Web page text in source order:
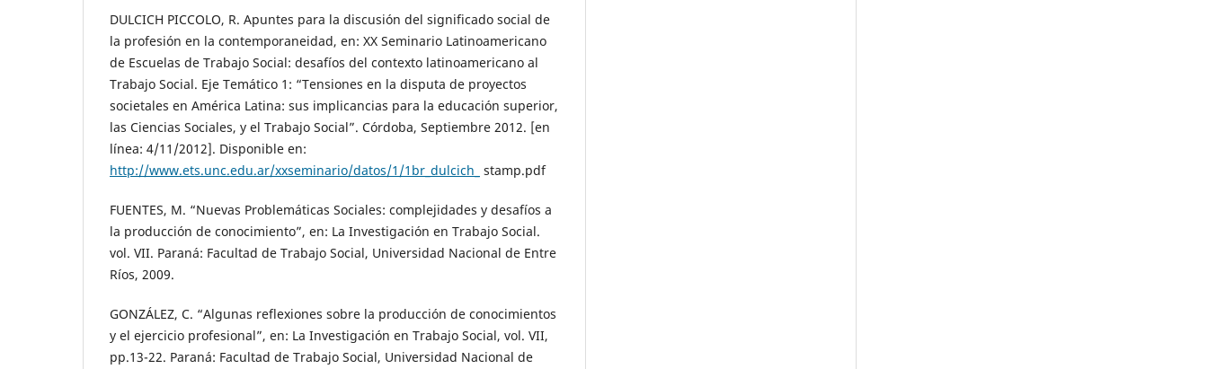
DULCICH PICCOLO, R. Apuntes para la discusión del significado social de
la profesión en la contemporaneidad, en: XX Seminario Latinoamericano
de Escuelas de Trabajo Social: desafíos del contexto latinoamericano al
Trabajo Social. Eje Temático 1: “Tensiones en la disputa de proyectos
societales en América Latina: sus implicancias para la educación superior,
las Ciencias Sociales, y el Trabajo Social”. Córdoba, Septiembre 2012. [en
línea: 4/11/2012]. Disponible en:
http://www.ets.unc.edu.ar/xxseminario/datos/1/1br_dulcich_ stamp.pdf
FUENTES, M. “Nuevas Problemáticas Sociales: complejidades y desafíos a
la producción de conocimiento”, en: La Investigación en Trabajo Social.
vol. VII. Paraná: Facultad de Trabajo Social, Universidad Nacional de Entre
Ríos, 2009.
GONZÁLEZ, C. “Algunas reflexiones sobre la producción de conocimientos
y el ejercicio profesional”, en: La Investigación en Trabajo Social, vol. VII,
pp.13-22. Paraná: Facultad de Trabajo Social, Universidad Nacional de